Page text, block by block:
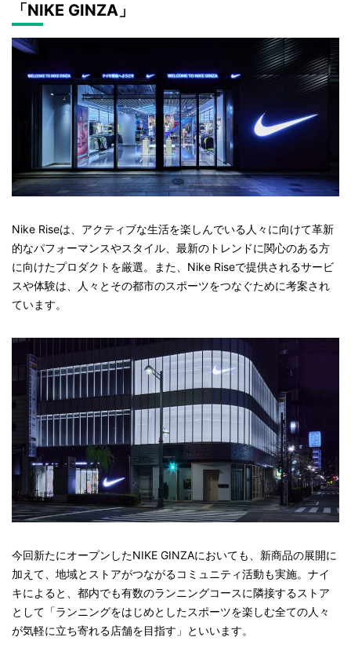
「NIKE GINZA」
Nike Riseは、アクティブな生活を楽しんでいる人々に向けて革新
的なパフォーマンスやスタイル、最新のトレンドに関心のある方
に向けたプロダクトを厳選。また、Nike Riseで提供されるサービ
スや体験は、人々とその都市のスポーツをつなぐために考案され
ています。
今回新たにオープンしたNIKE GINZAにおいても、新商品の展開に
加えて、地域とストアがつながるコミュニティ活動も実施。ナイ
キによると、都内でも有数のランニングコースに隣接するストア
として「ランニングをはじめとしたスポーツを楽しむ全ての人々
が気軽に立ち寄れる店舗を目指す」といいます。